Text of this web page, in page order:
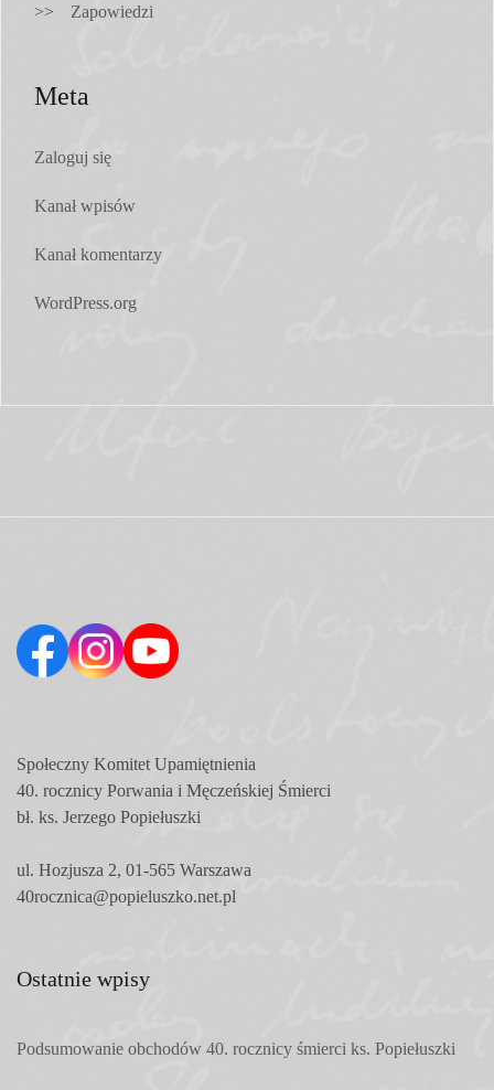
Zapowiedzi
Meta
Zaloguj się
Kanał wpisów
Kanał komentarzy
WordPress.org
Społeczny Komitet Upamiętnienia
40. rocznicy Porwania i Męczeńskiej Śmierci
bł. ks. Jerzego Popiełuszki
ul. Hozjusza 2, 01-565 Warszawa
40rocznica@popieluszko.net.pl
Ostatnie wpisy
Podsumowanie obchodów 40. rocznicy śmierci ks. Popiełuszki